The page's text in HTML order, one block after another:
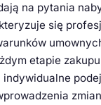
na pytania
się
etapie